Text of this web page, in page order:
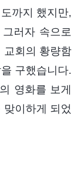
까지 했지만,
러자 속으로
교회의 황량함
구했습니다.
영화를 보게
이하게 되었